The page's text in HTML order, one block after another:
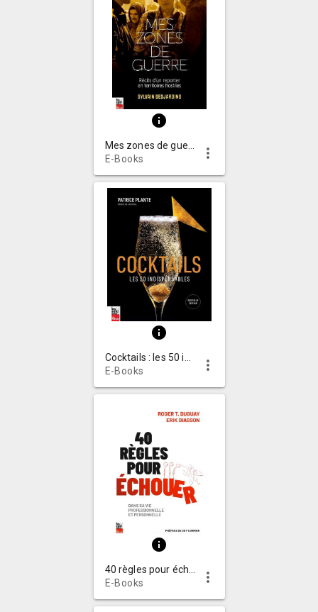
info
E-Books
more_vert
info
E-Books
more_vert
info
E-Books
more_vert